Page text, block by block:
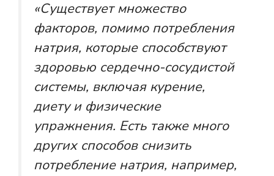
«Существует множество
факторов, помимо потребления
натрия, которые способствуют
здоровью сердечно-сосудистой
системы, включая курение,
диету и физические
упражнения. Есть также много
других способов снизить
потребление натрия, например,